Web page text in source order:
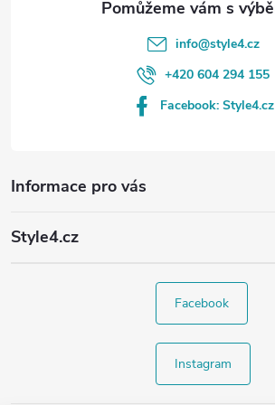
Informace pro vás
Style4.cz
info@style4.cz
+420 604 294 155
Facebook: Style4.cz
Facebook
Instagram